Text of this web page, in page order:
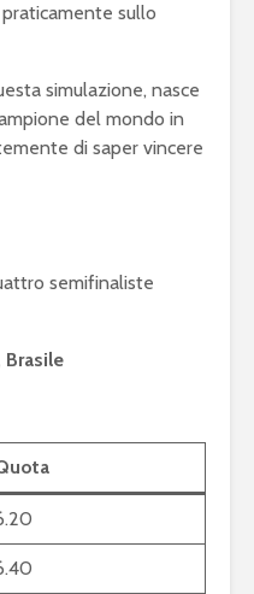
sullo
simulazione, nasce
del mondo in
di saper vincere
semifinaliste
Brasile